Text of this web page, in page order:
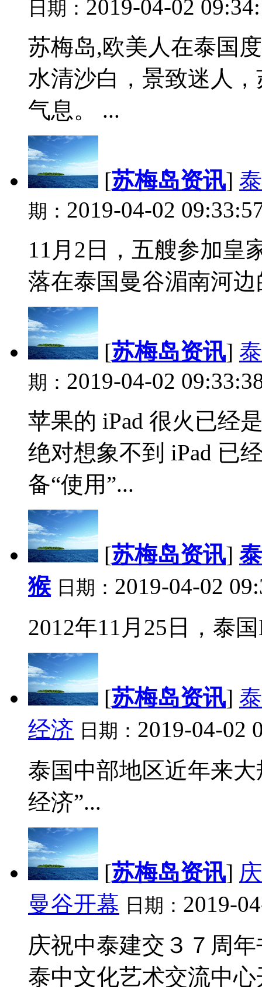
日期： 2019-04-02
苏梅岛,欧美人在泰国
水清沙白，景致迷人
气息。 ...
[苏梅岛资讯]
期： 2019-04-02
11月2日，五艘参加皇
落在泰国曼谷湄南河
[苏梅岛资讯]
期： 2019-04-02
苹果的 iPad 很火已经
绝对想象不到 iPad 已
备“使用”...
[苏梅岛资讯]
猴 日期： 2019-04-02
2012年11月25日，泰
[苏梅岛资讯]
经济 日期： 2019-04-02
泰国中部地区近年来
经济”...
[苏梅岛资讯]
曼谷开幕 日期： 2019-
庆祝中泰建交３７周
泰中文化艺术交流中心